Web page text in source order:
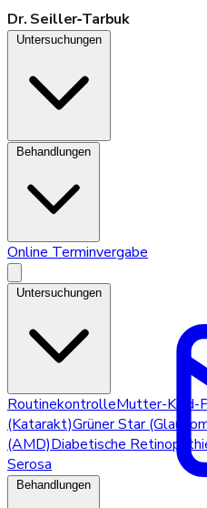
Dr. Seiller‑Tarbuk
Online Terminvergabe
RoutinekontrolleMutter-Kind-
(Katarakt)Grüner Star
(AMD)Diabetische
Serosa